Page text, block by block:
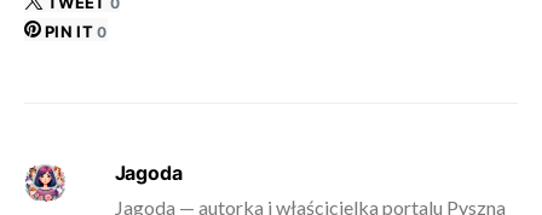
PIN IT 0
Jagoda
Jagoda — autorka i właścicielka portalu Pyszna